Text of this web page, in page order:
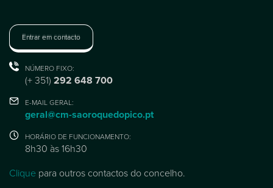
Entrar em contacto
NÚMERO FIXO:
(+ 351) 292 648 700
E-MAIL GERAL:
geral@cm-saoroquedopico.pt
HORÁRIO DE FUNCIONAMENTO:
8h30 às 16h30
Clique para outros contactos do concelho.